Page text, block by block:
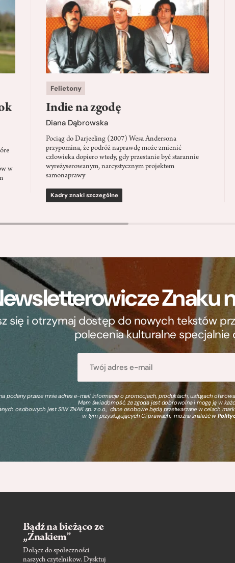
w
Felietony
Indie na zgodę
Diana Dąbrowska
Pociąg do Darjeeling (2007) Wesa Andersona
przypomina, że podróż naprawdę może zmienić
człowieka dopiero wtedy, gdy przestanie być starannie
wyreżyserowanym, narcystycznym projektem
samonaprawy
Kadry znaki szczególne
Znaku
się i otrzymaj dostęp do nowych tekstów
polecenia kulturalne specjalnie
podany przeze mnie adres e-mail informacje o promocjach, produktach, usługach
Mam świadomość, że zgoda jest dobrowolna i mogę ją w
osobowych jest SIW ZNAK sp. z o.o., dane osobowe będą przetwarzane w celach
w tym przysługujących Ci prawach, można znaleźć w
Bądź na bieżąco ze
„Znakiem”
Dołącz do społeczności
naszych czytelnikow. Dysktuj